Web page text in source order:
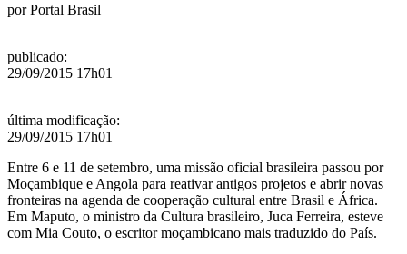
porPortal Brasil
publicado:
29/09/2015 17h01
última modificação:
29/09/2015 17h01
Entre 6 e 11 de setembro, uma missão oficial brasileira passou por
Moçambique e Angola para reativar antigos projetos e abrir novas
fronteiras na agenda de cooperação cultural entre Brasil e África.
Em Maputo, o ministro da Cultura brasileiro, Juca Ferreira, esteve
com Mia Couto, o escritor moçambicano mais traduzido do País.